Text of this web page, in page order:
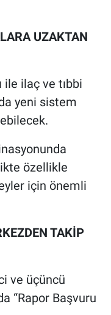
UZAKTAN
ile ilaç ve tıbbi
yeni sistem
özellikle
için önemli
TAKİP
ve üçüncü
“Rapor Başvuru